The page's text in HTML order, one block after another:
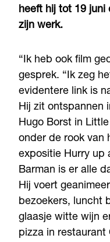
heeft hij tot 19 juni
zijn werk.
“Ik heb ook film
gesprek. “Ik zeg
evidentere link is
Hij zit ontspannen
Hugo Borst in
onder de rook van
expositie Hurry up
Barman is er alle
Hij voert
bezoekers, luncht
glaasje witte wijn
pizza in restaurant